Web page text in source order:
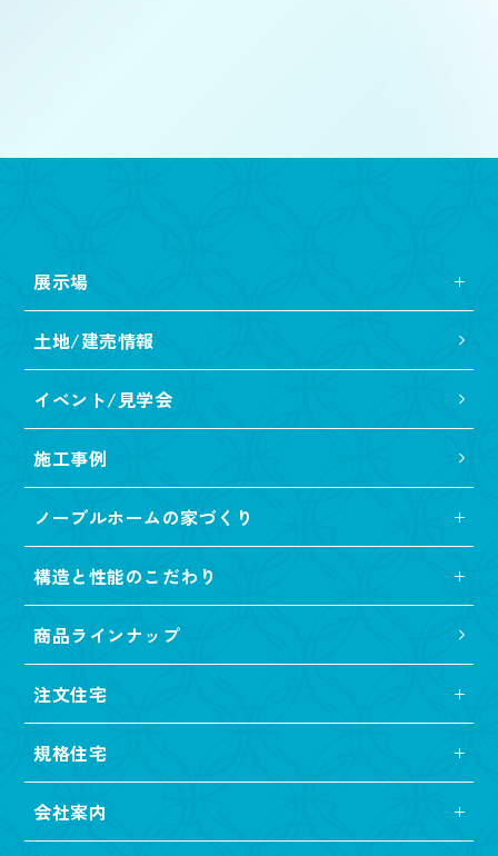
展示場
土地/建売情報
イベント/見学会
施工事例
ノーブルホームの家づくり
構造と性能のこだわり
商品ラインナップ
注文住宅
規格住宅
会社案内